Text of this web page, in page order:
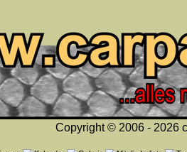
Copyright © 2006 - 2026